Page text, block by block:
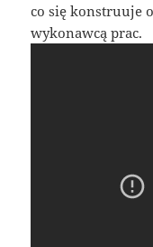
co się konstruuje
wykonawcą prac.